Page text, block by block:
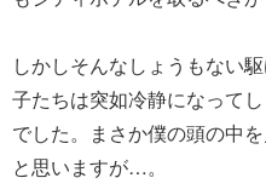
しかしそんなしょうもない
子たちは突如冷静になって
でした。まさか僕の頭の中
と思いますが…。